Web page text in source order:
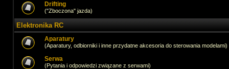
Drifting
("Zboczona" jazda)
Elektronika RC
Aparatury
(Aparatury, odbiorniki i inne przydatne akcesoria do sterowania modelami)
Serwa
(Pytania i odpowiedzi związane z serwami)